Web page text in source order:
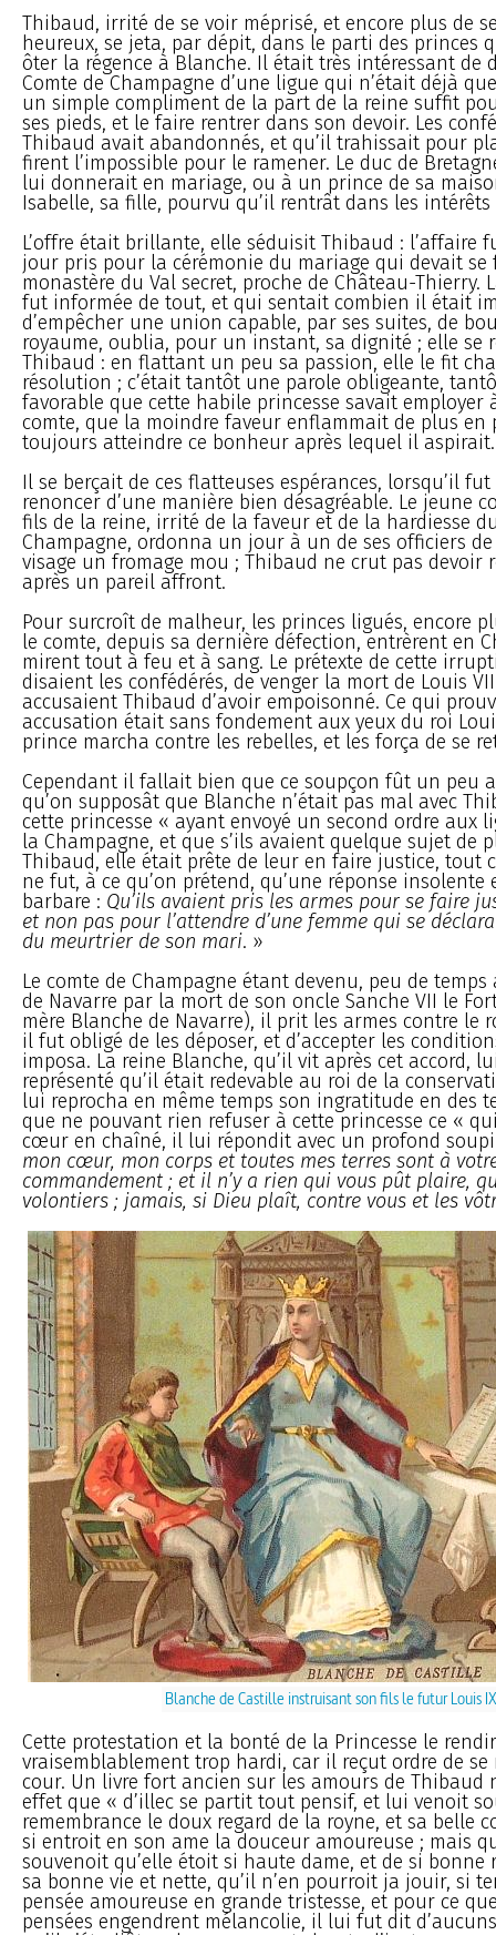
Thibaud, irrité de se voir méprisé, et encore plus de
heureux, se jeta, par dépit, dans le parti des princes
ôter la régence à Blanche. Il était très intéressant de
Comte de Champagne d’une ligue qui n’était déjà
un simple compliment de la part de la reine suffit
ses pieds, et le faire rentrer dans son devoir. Les
Thibaud avait abandonnés, et qu’il trahissait pour
firent l’impossible pour le ramener. Le duc de
lui donnerait en mariage, ou à un prince de sa
Isabelle, sa fille, pourvu qu’il rentrât dans les
L’offre était brillante, elle séduisit Thibaud : l’affaire
jour pris pour la cérémonie du mariage qui devait se
monastère du Val secret, proche de Château-Thierry.
fut informée de tout, et qui sentait combien il était
d’empêcher une union capable, par ses suites, de
royaume, oublia, pour un instant, sa dignité ; elle se
Thibaud : en flattant un peu sa passion, elle le fit
résolution ; c’était tantôt une parole obligeante,
favorable que cette habile princesse savait employer
comte, que la moindre faveur enflammait de plus en
toujours atteindre ce bonheur après lequel il aspirait.
Il se berçait de ces flatteuses espérances, lorsqu’il fut
renoncer d’une manière bien désagréable. Le jeune
fils de la reine, irrité de la faveur et de la hardiesse
Champagne, ordonna un jour à un de ses officiers
visage un fromage mou ; Thibaud ne crut pas devoir
après un pareil affront.
Pour surcroît de malheur, les princes ligués, encore
le comte, depuis sa dernière défection, entrèrent en
mirent tout à feu et à sang. Le prétexte de cette
disaient les confédérés, de venger la mort de Louis
accusaient Thibaud d’avoir empoisonné. Ce qui
accusation était sans fondement aux yeux du roi
prince marcha contre les rebelles, et les força de se
Cependant il fallait bien que ce soupçon fût un peu
qu’on supposât que Blanche n’était pas mal avec
cette princesse « ayant envoyé un second ordre aux
la Champagne, et que s’ils avaient quelque sujet de
Thibaud, elle était prête de leur en faire justice, tout
ne fut, à ce qu’on prétend, qu’une réponse insolente
barbare : Qu’ils avaient pris les armes pour se faire
et non pas pour l’attendre d’une femme qui se
du meurtrier de son mari. »
Le comte de Champagne étant devenu, peu de temps
de Navarre par la mort de son oncle Sanche VII le
mère Blanche de Navarre), il prit les armes contre le
il fut obligé de les déposer, et d’accepter les
imposa. La reine Blanche, qu’il vit après cet accord,
représenté qu’il était redevable au roi de la
lui reprocha en même temps son ingratitude en des
que ne pouvant rien refuser à cette princesse ce «
cœur en chaîné, il lui répondit avec un profond
mon cœur, mon corps et toutes mes terres sont à
commandement ; et il n’y a rien qui vous pût plaire,
volontiers ; jamais, si Dieu plaît, contre vous et les
Blanche de Castille instruisant son fils le futur Louis
Cette protestation et la bonté de la Princesse le
vraisemblablement trop hardi, car il reçut ordre de se
cour. Un livre fort ancien sur les amours de Thibaud
effet que « d’illec se partit tout pensif, et lui venoit
remembrance le doux regard de la royne, et sa belle
si entroit en son ame la douceur amoureuse ; mais
souvenoit qu’elle étoit si haute dame, et de si bonne
sa bonne vie et nette, qu’il n’en pourroit ja jouir, si
pensée amoureuse en grande tristesse, et pour ce
pensées engendrent mélancolie, il lui fut dit